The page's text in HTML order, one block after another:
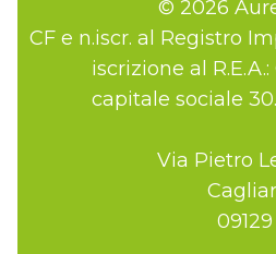
© 2026
CF e n.iscr. al Registro
iscrizione al
capitale sociale
Via Pietro
09129